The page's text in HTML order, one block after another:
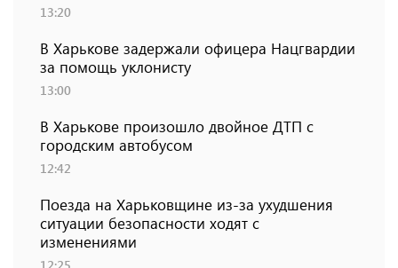
13:20
В Харькове задержали офицера Нацгвардии
за помощь уклонисту
13:00
В Харькове произошло двойное ДТП с
городским автобусом
12:42
Поезда на Харьковщине из-за ухудшения
ситуации безопасности ходят с
изменениями